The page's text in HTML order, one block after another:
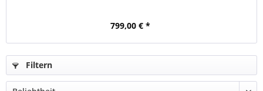
799,00 € *
Filtern